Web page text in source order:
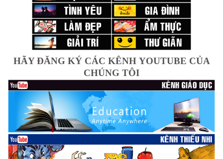
HÃY ĐĂNG KÝ CÁC KÊNH YOUTUBE CỦA
CHÚNG TÔI